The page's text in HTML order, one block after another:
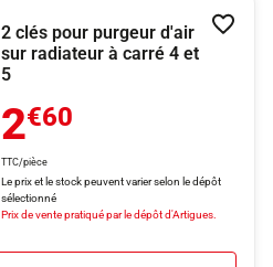
2 clés pour purgeur d'air
sur radiateur à carré 4 et
5
2€60
TTC/pièce
Le prix et le stock peuvent varier selon le dépôt
sélectionné
Prix de vente pratiqué par le dépôt d'Artigues.